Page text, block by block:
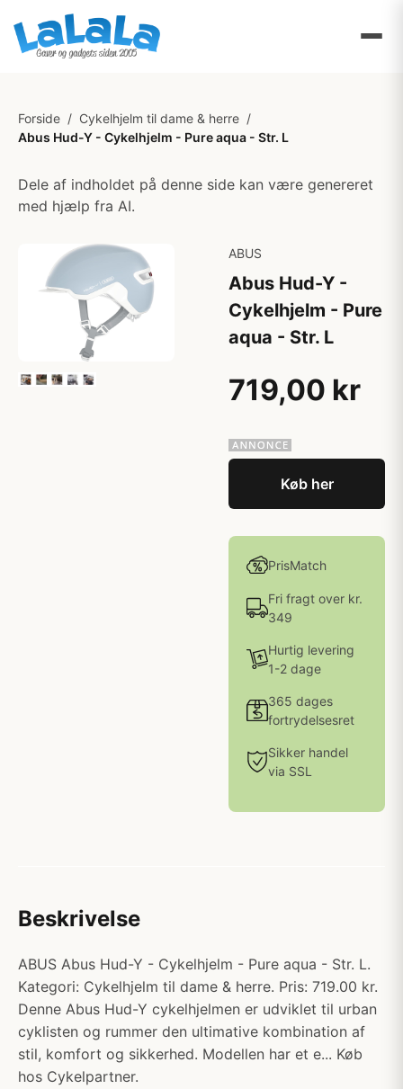
Forside / Cykelhjelm til dame & herre /
Abus Hud-Y - Cykelhjelm - Pure aqua - Str. L
Dele af indholdet på denne side kan være genereret
med hjælp fra AI.
ABUS
Abus Hud-Y -
Cykelhjelm - Pure
aqua - Str. L
719,00 kr
Køb her
PrisMatch
Fri fragt over kr.
349
Hurtig levering
1-2 dage
365 dages
fortrydelsesret
Sikker handel
via SSL
Beskrivelse
ABUS Abus Hud-Y - Cykelhjelm - Pure aqua - Str. L.
Kategori: Cykelhjelm til dame & herre. Pris: 719.00 kr.
Denne Abus Hud-Y cykelhjelmen er udviklet til urban
cyklisten og rummer den ultimative kombination af
stil, komfort og sikkerhed. Modellen har et e... Køb
hos Cykelpartner.